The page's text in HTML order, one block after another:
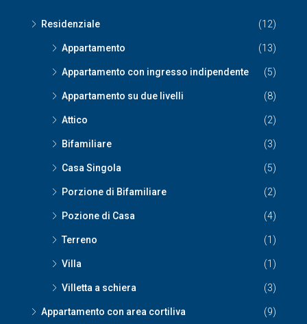
Residenziale (12)
Appartamento (13)
Appartamento con ingresso indipendente (5)
Appartamento su due livelli (8)
Attico (2)
Bifamiliare (3)
Casa Singola (5)
Porzione di Bifamiliare (2)
Pozione di Casa (4)
Terreno (1)
Villa (1)
Villetta a schiera (3)
Appartamento con area cortiliva (9)